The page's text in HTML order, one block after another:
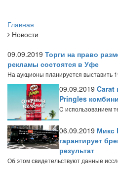
Главная
Новости
09.09.2019 Торги на право
рекламы состоятся в Уфе
На аукционы планируется выставить
09.09.2019 Carat
Pringles
C использованием
06.09.2019 Микс
гарантирует
результат
Об этом свидетельствуют данные